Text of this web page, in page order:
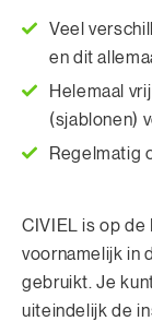
Veel
en dit
Helemaal
(sjablonen)
Regelmatig
CIVIEL is op
voornamelijk in
gebruikt. Je
uiteindelijk de